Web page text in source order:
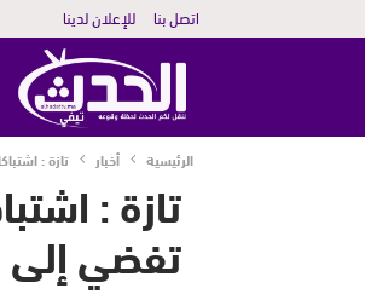
اتصل بنا للإعلان لدينا
الرئيسية أخبار تازة :
تازة :
تفضي